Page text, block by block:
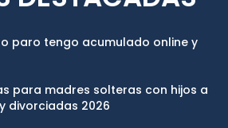
paro tengo acumulado online y
para madres solteras con hijos a
divorciadas 2026